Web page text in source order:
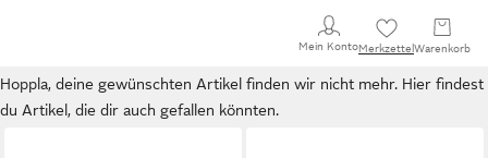
Mein KontoMerkzettel Warenkorb
Hoppla, deine gewünschten Artikel finden wir nicht mehr. Hier findest
du Artikel, die dir auch gefallen könnten.